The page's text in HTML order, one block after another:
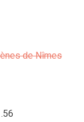
de Nîmes